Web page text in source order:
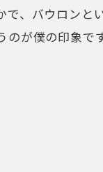
で、バウロンと
が僕の印象です